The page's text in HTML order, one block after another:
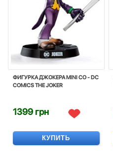
ФИГУРКА ДЖОКЕРА MINI CO - DC
COMICS THE JOKER
1399 грн
КУПИТЬ